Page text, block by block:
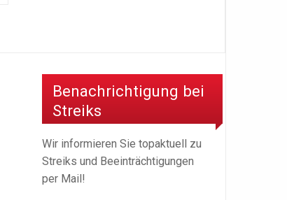
Benachrichtigung bei
Streiks
Wir informieren Sie topaktuell zu
Streiks und Beeinträchtigungen
per Mail!